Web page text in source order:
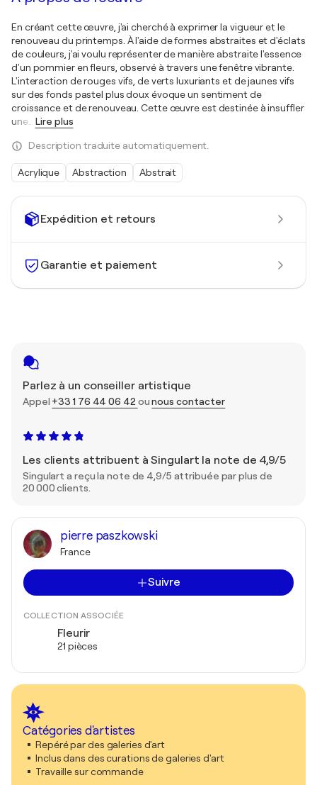
Expédition et retours
Garantie et paiement
Parlez à un conseiller artistique
Appel +33 1 76 44 06 42 ounous contacter
Les clients attribuent à Singulart la note de 4,9/5
Singulart a reçu la note de 4,9/5 attribuée par plus de
20 000 clients.
pierre paszkowski
France
Suivre
COLLECTION ASSOCIÉE
Fleurir
21 pièces
Catégories d'artistes
Repéré par des galeries d'art
Inclus dans des curations de galeries d'art
Travaille sur commande
En créant cette œuvre, j'ai cherché à exprimer la vigueur et le
renouveau du printemps. À l'aide de formes abstraites et d'éclats
de couleurs, j'ai voulu représenter de manière abstraite l'essence
d'un pommier en fleurs, observé à travers une fenêtre vibrante.
L'interaction de rouges vifs, de verts luxuriants et de jaunes vifs
sur des fonds pastel plus doux évoque un sentiment de
croissance et de renouveau. Cette œuvre est destinée à insuffler
une
Lire plus
Description traduite automatiquement.
Acrylique Abstraction Abstrait